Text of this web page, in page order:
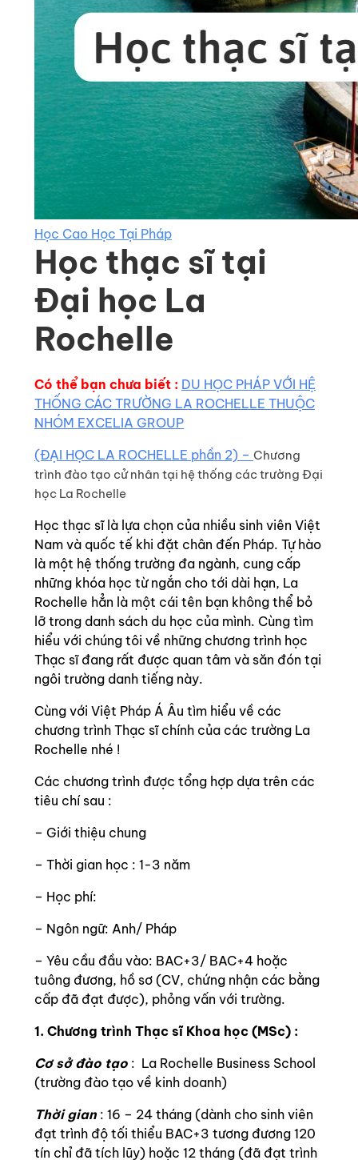
Học Cao Học Tại Pháp
Học thạc sĩ tại
Đại học La
Rochelle
Có thể bạn chưa biết : DU HỌC PHÁP VỚI HỆ
THỐNG CÁC TRƯỜNG LA ROCHELLE THUỘC
NHÓM EXCELIA GROUP
(ĐẠI HỌC LA ROCHELLE phần 2) – Chương
trình đào tạo cử nhân tại hệ thống các trường Đại
học La Rochelle
Học thạc sĩ là lựa chọn của nhiều sinh viên Việt
Nam và quốc tế khi đặt chân đến Pháp. Tự hào
là một hệ thống trường đa ngành, cung cấp
những khóa học từ ngắn cho tới dài hạn, La
Rochelle hẳn là một cái tên bạn không thể bỏ
lỡ trong danh sách du học của mình. Cùng tìm
hiểu với chúng tôi về những chương trình học
Thạc sĩ đang rất được quan tâm và săn đón tại
ngôi trường danh tiếng này.
Cùng với Việt Pháp Á Âu tìm hiểu về các
chương trình Thạc sĩ chính của các trường La
Rochelle nhé !
Các chương trình được tổng hợp dựa trên các
tiêu chí sau :
– Giới thiệu chung
– Thời gian học : 1-3 năm
– Học phí:
– Ngôn ngữ: Anh/ Pháp
– Yêu cầu đầu vào: BAC+3/ BAC+4 hoặc
tuông đương, hồ sơ (CV, chứng nhận các bằng
cấp đã đạt được), phỏng vấn với trường.
1. Chương trình Thạc sĩ Khoa học (MSc) :
Cơ sở đào tạo : La Rochelle Business School
(trường đào tạo về kinh doanh)
Thời gian: 16 – 24 tháng (dành cho sinh viên
đạt trình độ tối thiểu BAC+3 tương đương 120
tín chỉ đã tích lũy) hoặc 12 tháng (đã đạt trình